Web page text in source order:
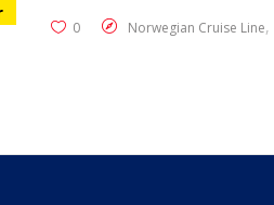
0 Norwegian Cruise Line,